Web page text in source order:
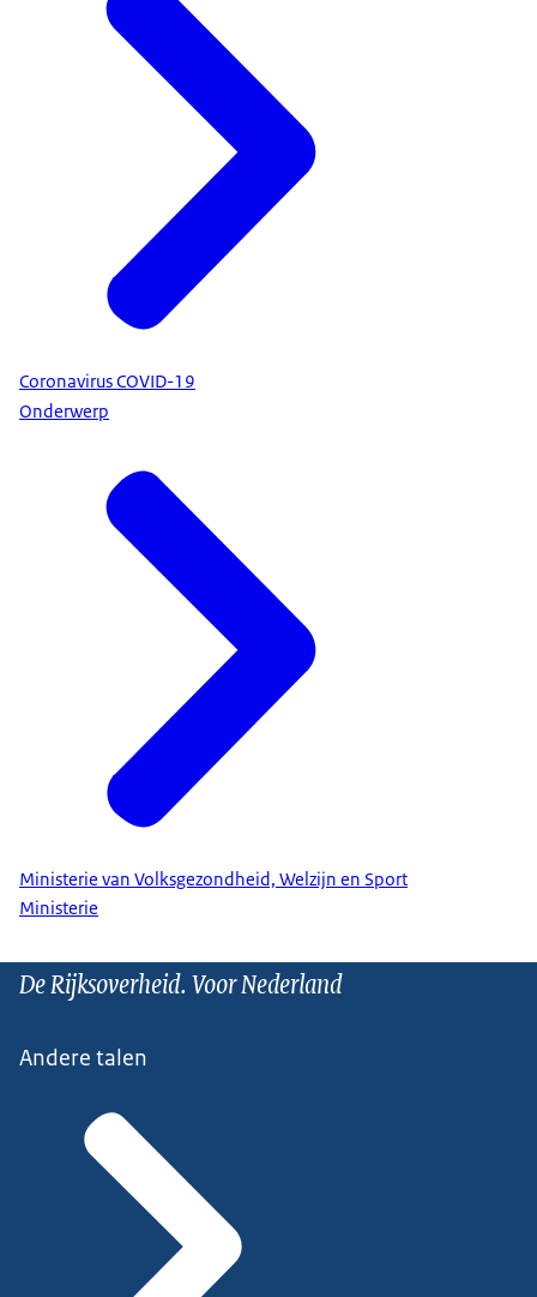
Coronavirus COVID-19
Onderwerp
Ministerie van Volksgezondheid, Welzijn en Sport
Ministerie
De Rijksoverheid. Voor Nederland
Andere talen